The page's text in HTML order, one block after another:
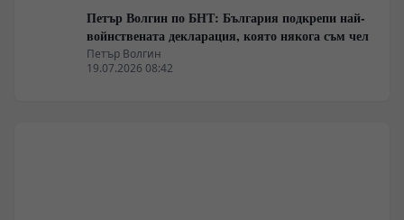
Петър Волгин по БНТ: България подкрепи най-
войнствената декларация, която някога съм чел
Петър Волгин
19.07.2026 08:42